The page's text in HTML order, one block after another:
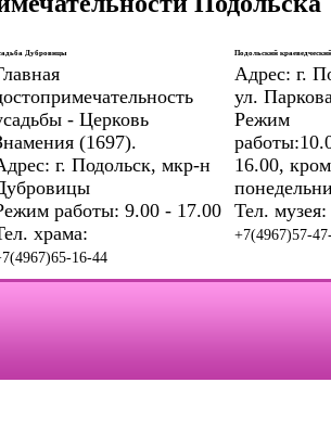
Дубровицы
- Церковь
(1697).
г. Подольск, мкр-н
работы: 9.00 - 17.00
храма:
16-44
Подольский
Адрес: г.
ул.
Режим
16.00,
Тел. музея:
+7(4967)57-